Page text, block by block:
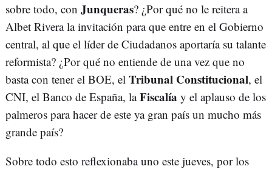
sobre todo, con Junqueras? ¿Por qué no le reitera a
Albet Rivera la invitación para que entre en el Gobierno
central, al que el líder de Ciudadanos aportaría su talante
reformista? ¿Por qué no entiende de una vez que no
basta con tener el BOE, el Tribunal Constitucional, el
CNI, el Banco de España, laFiscalía y el aplauso de los
palmeros para hacer de este ya gran país un mucho más
grande país?
Sobre todo esto reflexionaba uno este jueves, por los